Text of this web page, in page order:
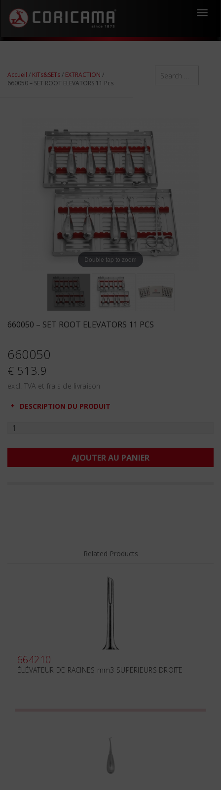
Accueil / KITs&SETs/ EXTRACTION /
660050 – SET ROOT ELEVATORS 11 Pcs
Double tap to zoom
660050 – SET ROOT ELEVATORS 11 PCS
660050
€ 513.9
excl. TVA et frais de livraison
DESCRIPTION DU PRODUIT
AJOUTER AU PANIER
Related Products
664210
ÉLÉVATEUR DE RACINES mm3 SUPÉRIEURS DROITE